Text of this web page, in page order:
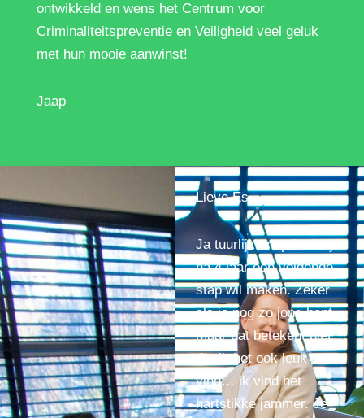
ontwikkeld en wens het Centrum voor
Criminaliteitspreventie en Veiligheid veel geluk
met hun mooie aanwinst!
Jaap
Lieve Es,
Ja tuurlijk snap ik dat je
na 4 jaar een volgende
stap wil maken. Zeker
als je nog zo jong bent.
Maar dat betekent niet
dat ik het ook leuk
vind… ik vind het
hartstikke jammer. Je